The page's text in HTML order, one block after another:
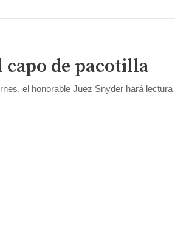
capo de pacotilla
el honorable Juez Snyder hará lectura